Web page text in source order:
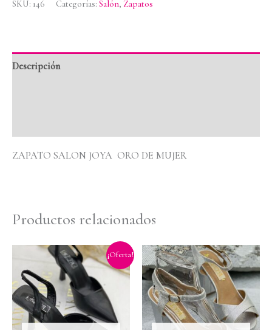
SKU: 146 Categorías: Salón, Zapatos
Descripción
ZAPATO SALON JOYA ORO DE MUJER
Productos relacionados
¡Oferta!
Rango
de
precios:
desde
10.00 €
hasta
28.00 €